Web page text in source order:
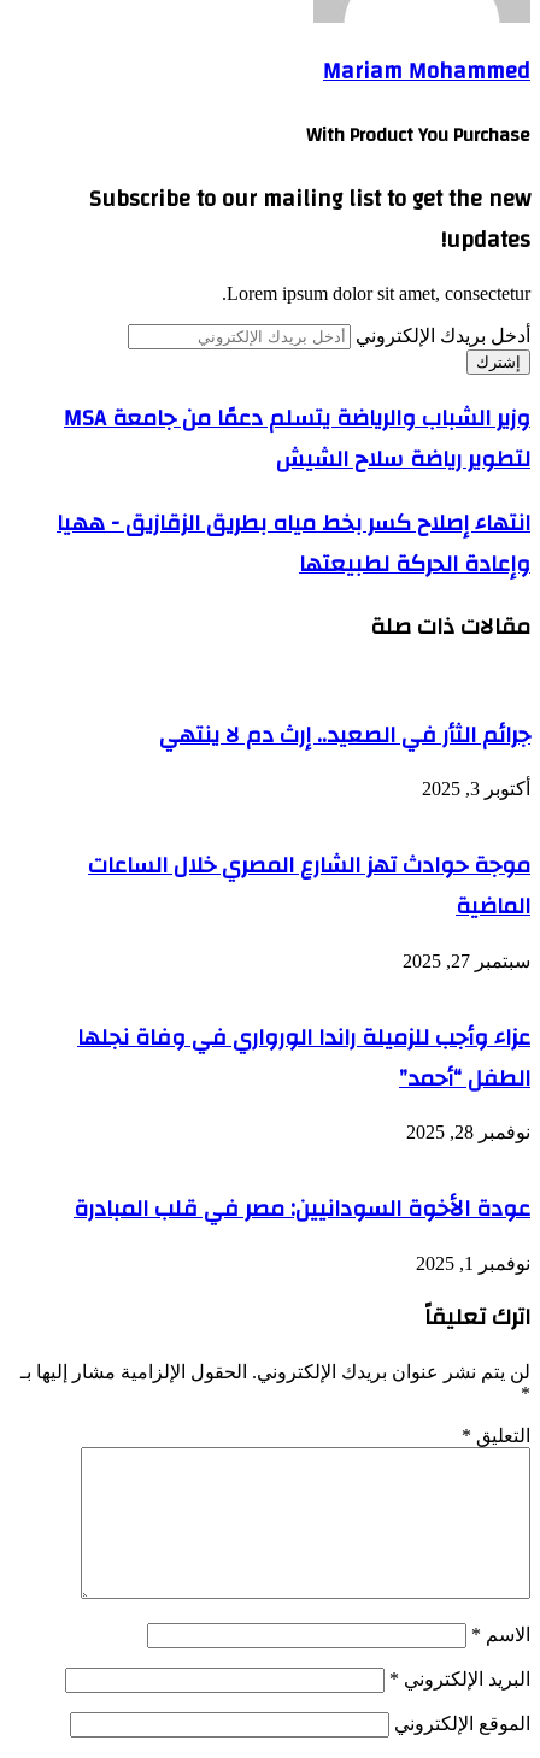
Mariam Mohammed
With Product You Purchase
Subscribe to our mailing list to get the new
updates!
Lorem ipsum dolor sit amet, consectetur.
أدخل بريدك الإلكتروني
وزير الشباب والرياضة يتسلم دعمًا من جامعة MSA
لتطوير رياضة سلاح الشيش
انتهاء إصلاح كسر بخط مياه بطريق الزقازيق - ههيا
وإعادة الحركة لطبيعتها
مقالات ذات صلة
جرائم الثأر في الصعيد.. إرث دم لا ينتهي
أكتوبر 3, 2025
موجة حوادث تهز الشارع المصري خلال الساعات
الماضية
سبتمبر 27, 2025
عزاء وأجب للزميلة راندا الورواري في وفاة نجلها
الطفل “أحمد”
نوفمبر 28, 2025
عودة الأخوة السودانيين: مصر في قلب المبادرة
نوفمبر 1, 2025
اترك تعليقاً
لن يتم نشر عنوان بريدك الإلكتروني. الحقول الإلزامية مشار إليها بـ
*
التعليق *
الاسم *
البريد الإلكتروني *
الموقع الإلكتروني